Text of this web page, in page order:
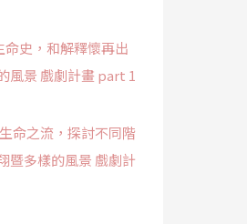
命史，和解釋懷再出
風景 戲劇計畫 part 1
命之流，探討不同階
暨多樣的風景 戲劇計